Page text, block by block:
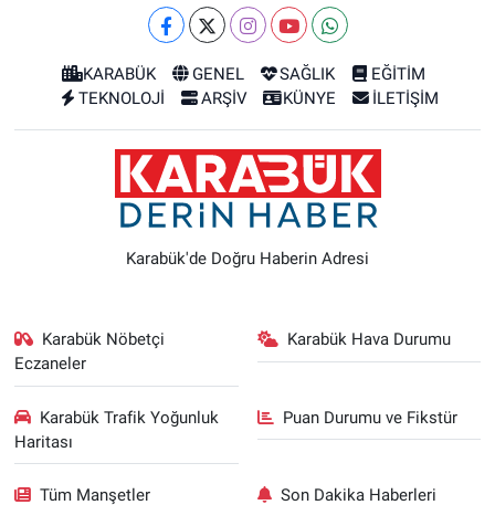
KARABÜK GENEL SAĞLIK
EĞİTİM
TEKNOLOJİ
ARŞİV KÜNYE İLETİŞİM
Karabük'de Doğru Haberin Adresi
Karabük Nöbetçi
Eczaneler
Karabük Hava Durumu
Karabük Trafik Yoğunluk
Haritası
Puan Durumu ve Fikstür
Tüm Manşetler Son Dakika Haberleri